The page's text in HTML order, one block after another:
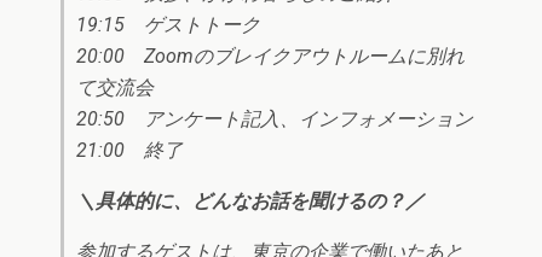
19:15 ゲストトーク
20:00 Zoomのブレイクアウトルームに別れ
て交流会
20:50 アンケート記入、インフォメーション
21:00 終了
＼具体的に、どんなお話を聞けるの？／
参加するゲストは、東京の企業で働いたあと